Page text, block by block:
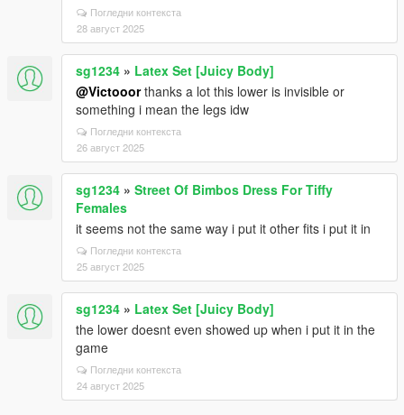
Погледни контекста
28 август 2025
sg1234 » Latex Set [Juicy Body]
@Victooorthanks a lot this lower is invisible or
something i mean the legs idw
Погледни контекста
26 август 2025
sg1234 » Street Of Bimbos Dress For Tiffy
Females
it seems not the same way i put it other fits i put it in
Погледни контекста
25 август 2025
sg1234 » Latex Set [Juicy Body]
the lower doesnt even showed up when i put it in the
game
Погледни контекста
24 август 2025